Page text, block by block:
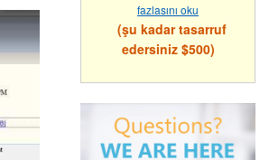
E-postaları Nasıl Dönüştürürsünüz
fazlasını oku
(şu kadar tasarruf
edersiniz $500)